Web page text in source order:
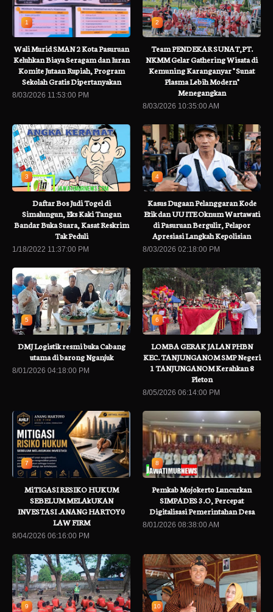
1
Wali Murid SMAN 2 Kota Pasuruan
Keluhkan Biaya Seragam dan Iuran
Komite Jutaan Rupiah, Program
Sekolah Gratis Dipertanyakan
8/03/2026 11:53:00 PM
2
Team PENDEKAR SUNAT,PT.
NKMM Gelar Gathering Wisata di
Kemuning Karanganyar " Sunat
Plasma Lebih Modern"
Menegangkan
8/03/2026 10:35:00 AM
3
Daftar Bos Judi Togel di
Simalungun, Eks Kaki Tangan
Bandar Buka Suara, Kasat Reskrim
Tak Peduli
1/18/2022 11:37:00 PM
4
Kasus Dugaan Pelanggaran Kode
Etik dan UU ITE Oknum Wartawati
di Pasuruan Bergulir, Pelapor
Apresiasi Langkah Kepolisian
8/03/2026 02:18:00 PM
5
DMJ Logistik resmi buka Cabang
utama di barong Nganjuk
8/01/2026 04:18:00 PM
6
LOMBA GERAK JALAN PHBN
KEC. TANJUNGANOM SMP Negeri
1 TANJUNGANOM Kerahkan 8
Pleton
8/05/2026 06:14:00 PM
7
MiTIGASI RESIKO HUKUM
SEBELUM MELAkUKAN
INVESTASI .ANANG HARTOY0
LAW FIRM
8/04/2026 06:16:00 PM
8
Pemkab Mojokerto Luncurkan
SIMPADES 3.O, Percepat
Digitalisasi Pemerintahan Desa
8/01/2026 08:38:00 AM
9 10